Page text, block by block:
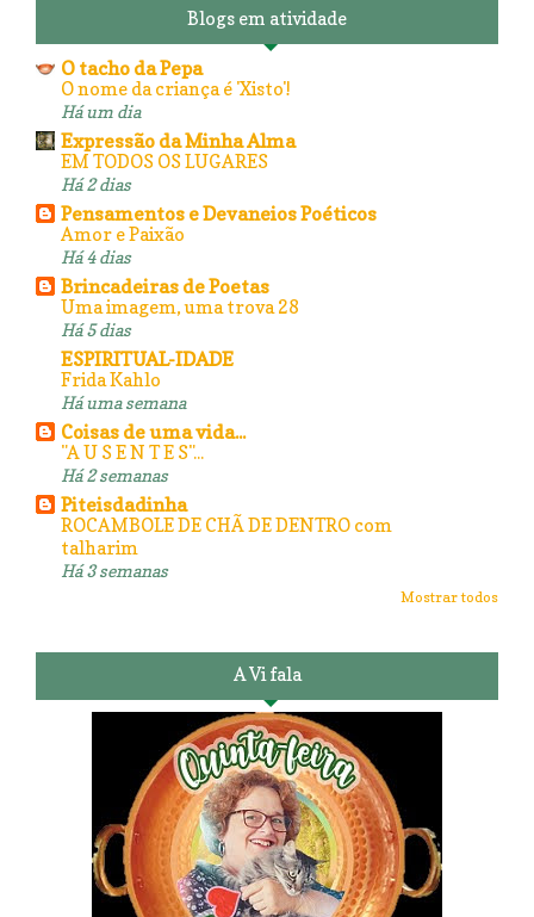
Blogs em atividade
O tacho da Pepa
O nome da criança é 'Xisto'!
Há um dia
Expressão da Minha Alma
EM TODOS OS LUGARES
Há 2 dias
Pensamentos e Devaneios Poéticos
Amor e Paixão
Há 4 dias
Brincadeiras de Poetas
Uma imagem, uma trova 28
Há 5 dias
ESPIRITUAL-IDADE
Frida Kahlo
Há uma semana
Coisas de uma vida...
"A U S E N T E S"...
Há 2 semanas
Piteisdadinha
ROCAMBOLE DE CHÃ DE DENTRO com
talharim
Há 3 semanas
Mostrar todos
A Vi fala